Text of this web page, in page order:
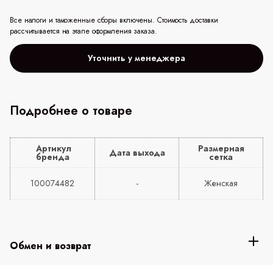
Все налоги и таможенные сборы включены. Стоимость доставки
рассчитывается на этапе оформления заказа.
Уточнить у менеджера
Подробнее о товаре
Артикул
бренда Дата выхода Размерная
сетка
100074482 - Женская
Обмен и возврат